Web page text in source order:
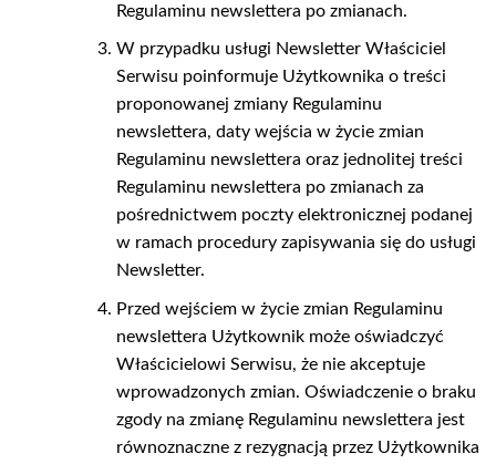
Regulaminu newslettera po zmianach.
W przypadku usługi Newsletter Właściciel
Serwisu poinformuje Użytkownika o treści
proponowanej zmiany Regulaminu
newslettera, daty wejścia w życie zmian
Regulaminu newslettera oraz jednolitej treści
Regulaminu newslettera po zmianach za
pośrednictwem poczty elektronicznej podanej
w ramach procedury zapisywania się do usługi
Newsletter.
Przed wejściem w życie zmian Regulaminu
newslettera Użytkownik może oświadczyć
Właścicielowi Serwisu, że nie akceptuje
wprowadzonych zmian. Oświadczenie o braku
zgody na zmianę Regulaminu newslettera jest
równoznaczne z rezygnacją przez Użytkownika